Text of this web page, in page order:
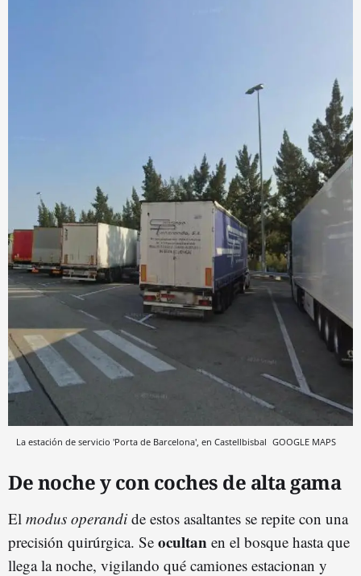
La estación de servicio 'Porta de Barcelona', en Castellbisbal GOOGLE MAPS
De noche y con coches de alta gama
El modus operandi de estos asaltantes se repite con una
precisión quirúrgica. Se ocultan en el bosque hasta que
llega la noche, vigilando qué camiones estacionan y